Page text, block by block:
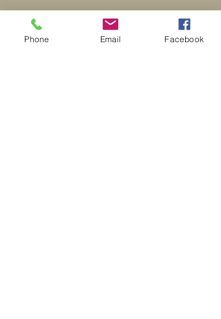
Phone Email Facebook